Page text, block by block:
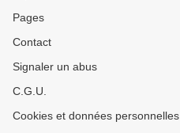
Pages
Contact
Signaler un abus
C.G.U.
Cookies et données personnelles